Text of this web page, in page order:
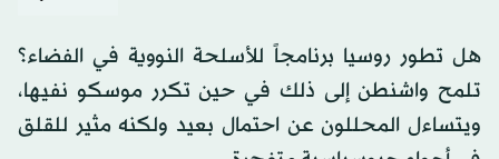
هل تطور روسيا برنامجاً للأسلحة النووية في الفضاء؟
تلمح واشنطن إلى ذلك في حين تكرر موسكو نفيها،
ويتساءل المحللون عن احتمال بعيد ولكنه مثير للقلق